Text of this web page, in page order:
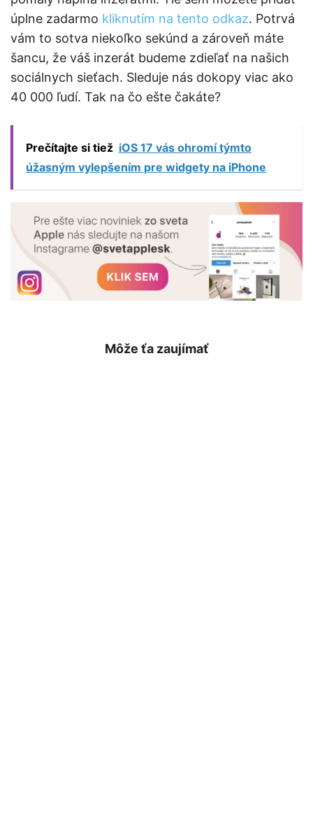
úplne zadarmo kliknutím na tento odkaz. Potrvá
vám to sotva niekoľko sekúnd a zároveň máte
šancu, že váš inzerát budeme zdieľať na našich
sociálnych sieťach. Sleduje nás dokopy viac ako
40 000 ľudí. Tak na čo ešte čakáte?
Prečítajte si tiež iOS 17 vás ohromí týmto
úžasným vylepšením pre widgety na iPhone
Môže ťa zaujímať